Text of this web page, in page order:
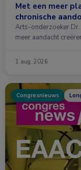
Met een meer
chronische
Arts-onderzoeker Dr.
meer aandacht
1 aug. 2026
Congresnieuws